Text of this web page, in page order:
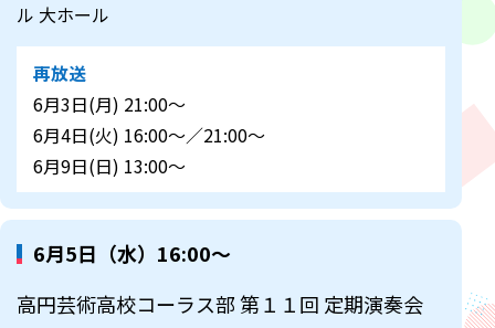
ル 大ホール
再放送
6月3日(月) 21:00～
6月4日(火) 16:00～／21:00～
6月9日(日) 13:00～
6月5日（水）16:00～
高円芸術高校コーラス部 第１１回 定期演奏会